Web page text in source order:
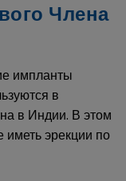
Члена
импланты
в
в Индии. В этом
эрекции по